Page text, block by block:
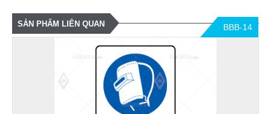
SẢN PHẨM LIÊN QUAN BBB-14